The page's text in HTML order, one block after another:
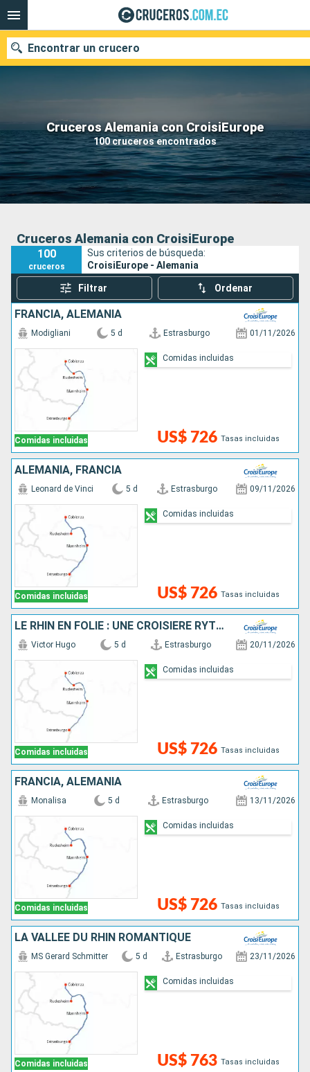
Cruceros Alemania con CroisiEurope
100 cruceros encontrados
Encontrar un crucero
Nuestros destinos
Fecha de salida
Puertos Compañías
Cruceros Alemania con CroisiEurope
100
cruceros
Sus criterios de búsqueda:
CroisiEurope - Alemania
Filtrar Ordenar
FRANCIA, ALEMANIA
Comidas incluidas
Modigliani 5 d Estrasburgo 01/11/2026
US$ 726 Tasas incluidas
Comidas incluidas
ALEMANIA, FRANCIA
Comidas incluidas
Leonard de Vinci 5 d Estrasburgo 09/11/2026
US$ 726 Tasas incluidas
Comidas incluidas
LE RHIN EN FOLIE : UNE CROISIÈRE RYTHMÉE : LÉGENDE, SAVEURS ET BONNE HUMEUR
Comidas incluidas
Victor Hugo 5 d Estrasburgo 20/11/2026
US$ 726 Tasas incluidas
Comidas incluidas
FRANCIA, ALEMANIA
Comidas incluidas
Monalisa 5 d Estrasburgo 13/11/2026
US$ 726 Tasas incluidas
Comidas incluidas
LA VALLÉE DU RHIN ROMANTIQUE
Comidas incluidas
MS Gerard Schmitter 5 d Estrasburgo 23/11/2026
US$ 763 Tasas incluidas
Comidas incluidas